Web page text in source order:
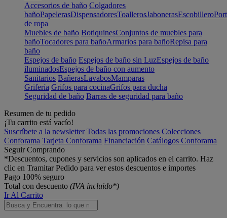
Accesorios de baño Colgadores
bañoPapelerasDispensadoresToallerosJabonerasEscobillero
de ropa
Muebles de baño BotiquinesConjuntos de muebles para
bañoTocadores para bañoArmarios para bañoRepisa para
baño
Espejos de baño Espejos de baño sin LuzEspejos de baño
iluminadosEspejos de baño con aumento
Sanitarios BañerasLavabosMamparas
Grifería Grifos para cocinaGrifos para ducha
Seguridad de baño Barras de seguridad para baño
Resumen de tu pedido
¡Tu carrito está vacío!
Suscríbete a la newsletter Todas las promociones Colecciones
Conforama Tarjeta Conforama Financiación Catálogos Conforama
Seguir Comprando
*Descuentos, cupones y servicios son aplicados en el carrito. Haz
clic en Tramitar Pedido para ver estos descuentos e importes
Pago 100% seguro
Total con descuento (IVA incluido*)
Ir Al Carrito